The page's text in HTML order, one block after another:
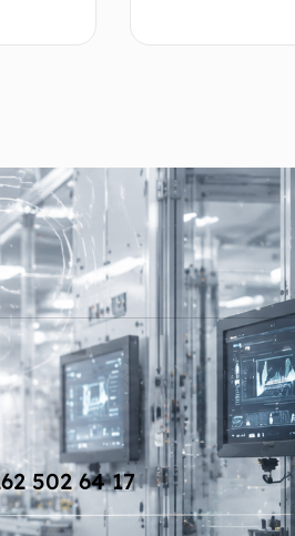
502 64 17